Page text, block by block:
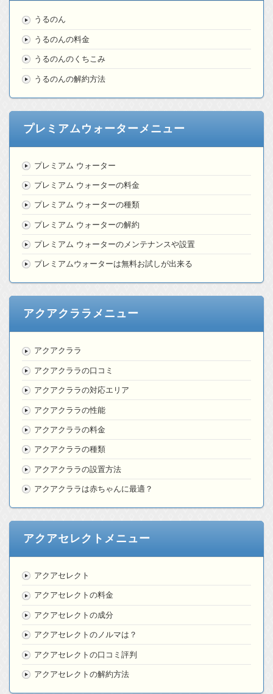
うるのん
うるのんの料金
うるのんのくちこみ
うるのんの解約方法
プレミアムウォーターメニュー
プレミアム ウォーター
プレミアム ウォーターの料金
プレミアム ウォーターの種類
プレミアム ウォーターの解約
プレミアム ウォーターのメンテナンスや設置
プレミアムウォーターは無料お試しが出来る
アクアクララメニュー
アクアクララ
アクアクララの口コミ
アクアクララの対応エリア
アクアクララの性能
アクアクララの料金
アクアクララの種類
アクアクララの設置方法
アクアクララは赤ちゃんに最適？
アクアセレクトメニュー
アクアセレクト
アクアセレクトの料金
アクアセレクトの成分
アクアセレクトのノルマは？
アクアセレクトの口コミ評判
アクアセレクトの解約方法